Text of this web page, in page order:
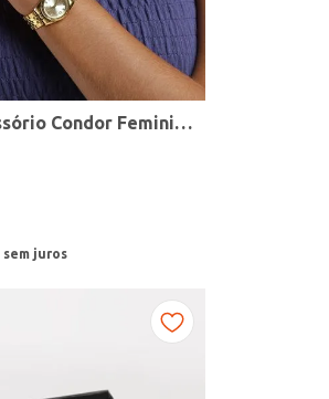
Relógio +Acessório Condor Feminino DOURADO